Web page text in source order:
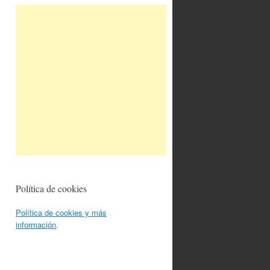
Política de cookies
Política de cookies y más
información.